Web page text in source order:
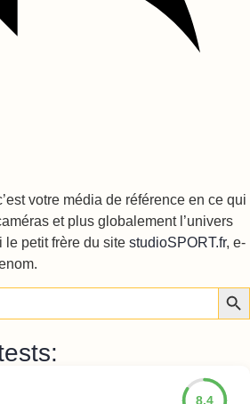
votre média de référence en ce qui
et plus globalement l’univers
le petit frère du site studioSPORT.fr, e-
8.4